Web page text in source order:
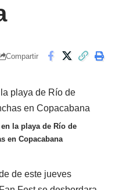
Compartir
la playa de Río de
en Copacabana
de este jueves